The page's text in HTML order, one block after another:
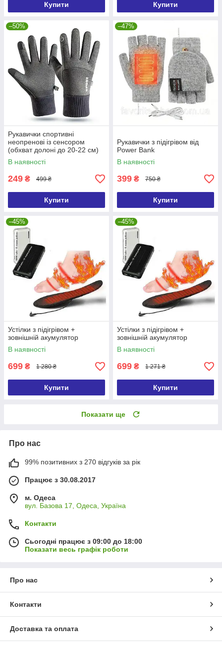
Купити Купити
–50%
Рукавички спортивні
неопренові із сенсором
(обхват долоні до 20-22 см)
В наявності
249 ₴ 499 ₴
Купити
–47%
Рукавички з підігрівом від
Power Bank
В наявності
399 ₴ 750 ₴
Купити
–45%
Устілки з підігрівом +
зовнішній акумулятор
В наявності
699 ₴ 1 280 ₴
Купити
–45%
Устілки з підігрівом +
зовнішній акумулятор
В наявності
699 ₴ 1 271 ₴
Купити
Показати ще
Про нас
99% позитивних з 270 відгуків за рік
Працює з 30.08.2017
м. Одеса
вул. Базова 17, Одеса, Україна
Контакти
Сьогодні працює з 09:00 до 18:00
Показати весь графік роботи
Про нас
Контакти
Доставка та оплата